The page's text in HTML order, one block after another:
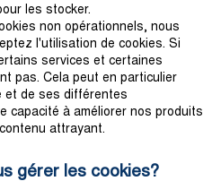
les stocker.
non opérationnels, nous
l'utilisation de cookies. Si
services et certaines
pas. Cela peut en particulier
et de ses différentes
capacité à améliorer nos produits
attrayant.
gérer les cookies?